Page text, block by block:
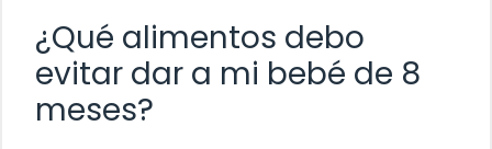
¿Qué alimentos debo
evitar dar a mi bebé de 8
meses?